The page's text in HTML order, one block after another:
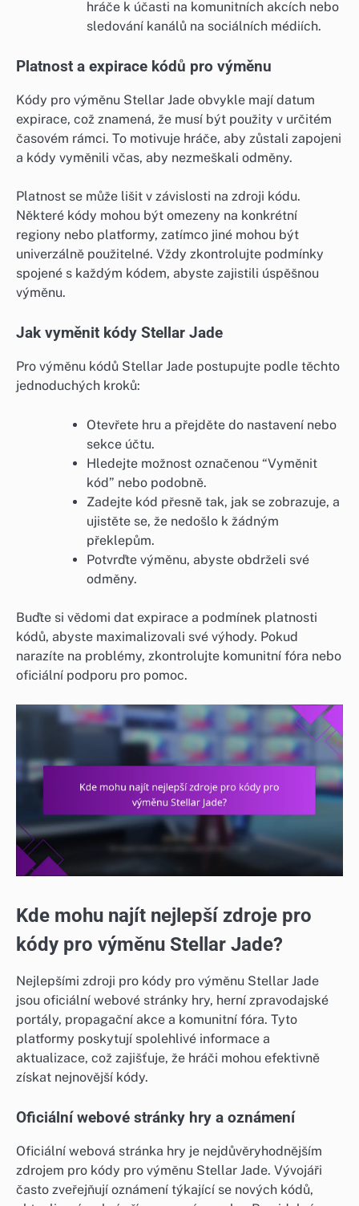
hráče k účasti na komunitních akcích nebo
sledování kanálů na sociálních médiích.
Platnost a expirace kódů pro výměnu
Kódy pro výměnu Stellar Jade obvykle mají datum
expirace, což znamená, že musí být použity v určitém
časovém rámci. To motivuje hráče, aby zůstali zapojeni
a kódy vyměnili včas, aby nezmeškali odměny.
Platnost se může lišit v závislosti na zdroji kódu.
Některé kódy mohou být omezeny na konkrétní
regiony nebo platformy, zatímco jiné mohou být
univerzálně použitelné. Vždy zkontrolujte podmínky
spojené s každým kódem, abyste zajistili úspěšnou
výměnu.
Jak vyměnit kódy Stellar Jade
Pro výměnu kódů Stellar Jade postupujte podle těchto
jednoduchých kroků:
Otevřete hru a přejděte do nastavení nebo
sekce účtu.
Hledejte možnost označenou “Vyměnit
kód” nebo podobně.
Zadejte kód přesně tak, jak se zobrazuje, a
ujistěte se, že nedošlo k žádným
překlepům.
Potvrďte výměnu, abyste obdrželi své
odměny.
Buďte si vědomi dat expirace a podmínek platnosti
kódů, abyste maximalizovali své výhody. Pokud
narazíte na problémy, zkontrolujte komunitní fóra nebo
oficiální podporu pro pomoc.
Kde mohu najít nejlepší zdroje pro
kódy pro výměnu Stellar Jade?
Nejlepšími zdroji pro kódy pro výměnu Stellar Jade
jsou oficiální webové stránky hry, herní zpravodajské
portály, propagační akce a komunitní fóra. Tyto
platformy poskytují spolehlivé informace a
aktualizace, což zajišťuje, že hráči mohou efektivně
získat nejnovější kódy.
Oficiální webové stránky hry a oznámení
Oficiální webová stránka hry je nejdůvěryhodnějším
zdrojem pro kódy pro výměnu Stellar Jade. Vývojáři
často zveřejňují oznámení týkající se nových kódů,